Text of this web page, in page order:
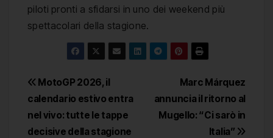
piloti pronti a sfidarsi in uno dei weekend più
spettacolari della stagione.
Navigazione
articoli
Marc Márquez
annuncia il ritorno al
Mugello: “Ci sarò in
Italia”
MotoGP 2026, il
calendario estivo entra
nel vivo: tutte le tappe
decisive della stagione